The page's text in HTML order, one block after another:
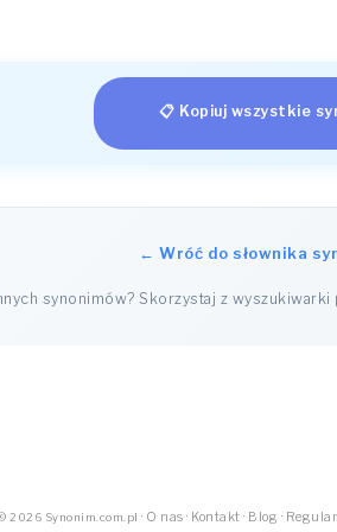
📋 Kopiuj wszystkie
← Wróć do słownika
synonimów? Skorzystaj z
2026 Synonim.com.pl · O nas · Kontakt · Blog ·